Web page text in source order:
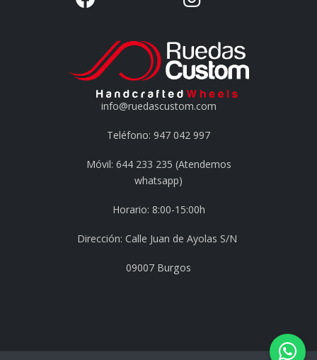
info@ruedascustom.com
Teléfono: 947 042 997
Móvil: 644 233 235 (Atendemos
whatsapp)
Horario: 8:00-15:00h
Dirección: Calle Juan de Ayolas S/N
09007 Burgos